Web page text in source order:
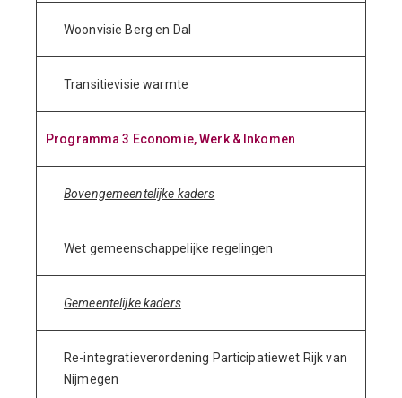
Woonvisie Berg en Dal
Transitievisie warmte
Programma 3 Economie, Werk & Inkomen
Bovengemeentelijke kaders
Wet gemeenschappelijke regelingen
Gemeentelijke kaders
Re-integratieverordening Participatiewet Rijk van
Nijmegen